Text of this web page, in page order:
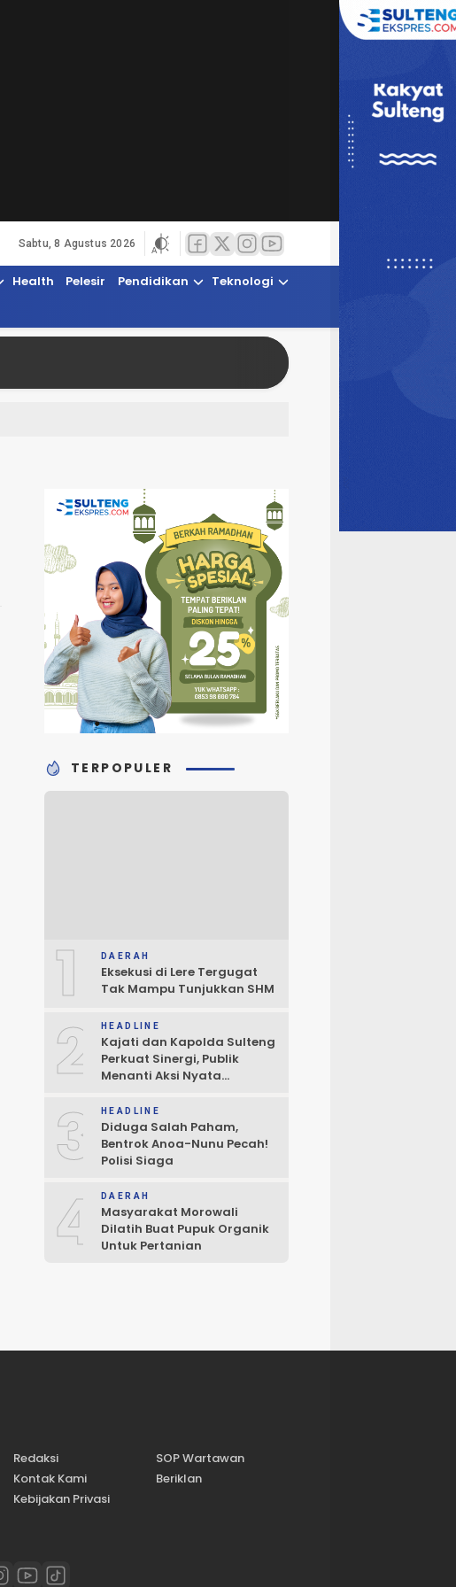
Sabtu, 8 Agustus 2026
Health Pelesir Pendidikan
Teknologi
TERPOPULER
1 DAERAH
Eksekusi di Lere Tergugat
Tak Mampu Tunjukkan SHM
2 HEADLINE
Kajati dan Kapolda Sulteng
Perkuat Sinergi, Publik
Menanti Aksi Nyata
3 HEADLINE
Diduga Salah Paham,
Bentrok Anoa-Nunu Pecah!
Polisi Siaga
4 DAERAH
Masyarakat Morowali
Dilatih Buat Pupuk Organik
Untuk Pertanian
Redaksi
SOP Wartawan
Kontak Kami
Beriklan
Kebijakan Privasi